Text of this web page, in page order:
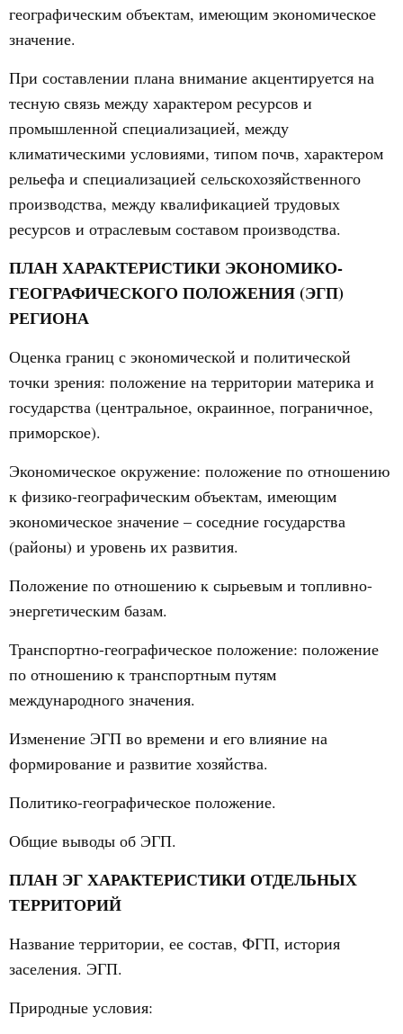
географическим объектам, имеющим экономическое
значение.
При составлении плана внимание акцентируется на
тесную связь между характером ресурсов и
промышленной специализацией, между
климатическими условиями, типом почв, характером
рельефа и специализацией сельскохозяйственного
производства, между квалификацией трудовых
ресурсов и отраслевым составом производства.
ПЛАН ХАРАКТЕРИСТИКИ ЭКОНОМИКО-
ГЕОГРАФИЧЕСКОГО ПОЛОЖЕНИЯ (ЭГП)
РЕГИОНА
Оценка границ с экономической и политической
точки зрения: положение на территории материка и
государства (центральное, окраинное, пограничное,
приморское).
Экономическое окружение: положение по отношению
к физико-географическим объектам, имеющим
экономическое значение – соседние государства
(районы) и уровень их развития.
Положение по отношению к сырьевым и топливно-
энергетическим базам.
Транспортно-географическое положение: положение
по отношению к транспортным путям
международного значения.
Изменение ЭГП во времени и его влияние на
формирование и развитие хозяйства.
Политико-географическое положение.
Общие выводы об ЭГП.
ПЛАН ЭГ ХАРАКТЕРИСТИКИ ОТДЕЛЬНЫХ
ТЕРРИТОРИЙ
Название территории, ее состав, ФГП, история
заселения. ЭГП.
Природные условия: